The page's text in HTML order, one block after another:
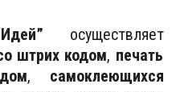
Идей” осуществляет
штрих кодом, печать
, самоклеющихся